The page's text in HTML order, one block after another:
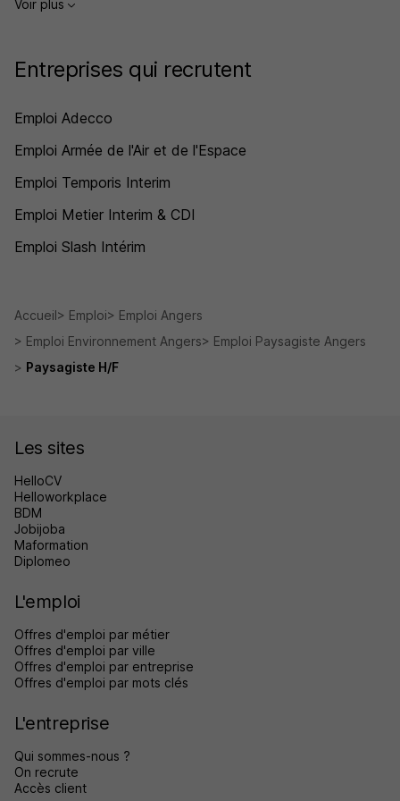
Voir plus
Entreprises qui recrutent
Emploi Adecco
Emploi Armée de l'Air et de l'Espace
Emploi Temporis Interim
Emploi Metier Interim & CDI
Emploi Slash Intérim
Accueil Emploi
Emploi Angers
Emploi Environnement Angers
Emploi Paysagiste Angers
Paysagiste H/F
Les sites
HelloCV
Helloworkplace
BDM
Jobijoba
Maformation
Diplomeo
L'emploi
Offres d'emploi par métier
Offres d'emploi par ville
Offres d'emploi par entreprise
Offres d'emploi par mots clés
L'entreprise
Qui sommes-nous ?
On recrute
Accès client